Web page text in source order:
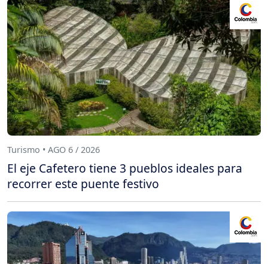
Turismo • AGO 6 / 2026
El eje Cafetero tiene 3 pueblos ideales para
recorrer este puente festivo